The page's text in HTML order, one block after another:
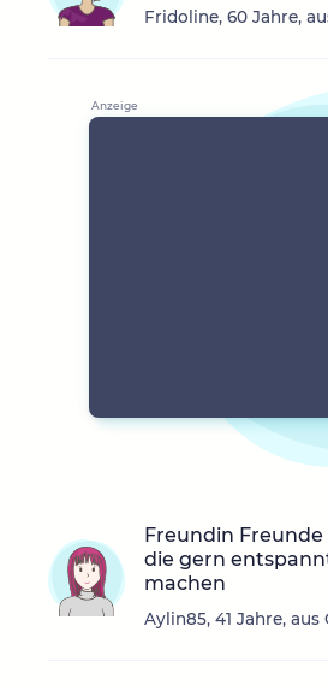
Fridoline, 60 Jahre,
Freundin
die gern
machen
Aylin85, 41 Jahre,